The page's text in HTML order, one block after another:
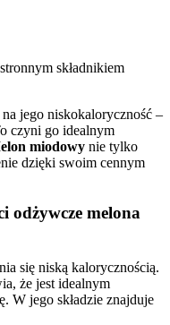
składnikiem
jego niskokaloryczność –
czyni go idealnym
miodowy nie tylko
dzięki swoim cennym
odżywcze melona
się niską kalorycznością.
że jest idealnym
W jego składzie znajduje